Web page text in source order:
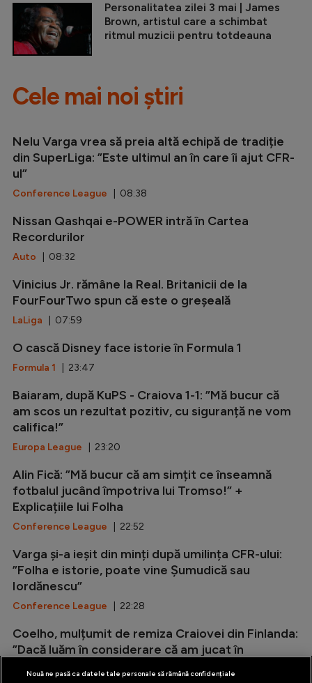
Personalitatea zilei 3 mai | James
Brown, artistul care a schimbat
ritmul muzicii pentru totdeauna
Cele mai noi știri
Nelu Varga vrea să preia altă echipă de tradiție
din SuperLiga: ”Este ultimul an în care îi ajut CFR-
ul”
Conference League | 08:38
Nissan Qashqai e-POWER intră în Cartea
Recordurilor
Auto | 08:32
Vinicius Jr. rămâne la Real. Britanicii de la
FourFourTwo spun că este o greșeală
LaLiga | 07:59
O cască Disney face istorie în Formula 1
Formula 1 | 23:47
Baiaram, după KuPS - Craiova 1-1: ”Mă bucur că
am scos un rezultat pozitiv, cu siguranță ne vom
califica!”
Europa League | 23:20
Alin Fică: ”Mă bucur că am simțit ce înseamnă
fotbalul jucând împotriva lui Tromso!” +
Explicațiile lui Folha
Conference League | 22:52
Varga și-a ieșit din minți după umilința CFR-ului:
”Folha e istorie, poate vine Șumudică sau
Iordănescu”
Conference League | 22:28
Coelho, mulțumit de remiza Craiovei din Finlanda:
”Dacă luăm în considerare că am jucat în
Nouă ne pasă ca datele tale personale să rămână confidențiale